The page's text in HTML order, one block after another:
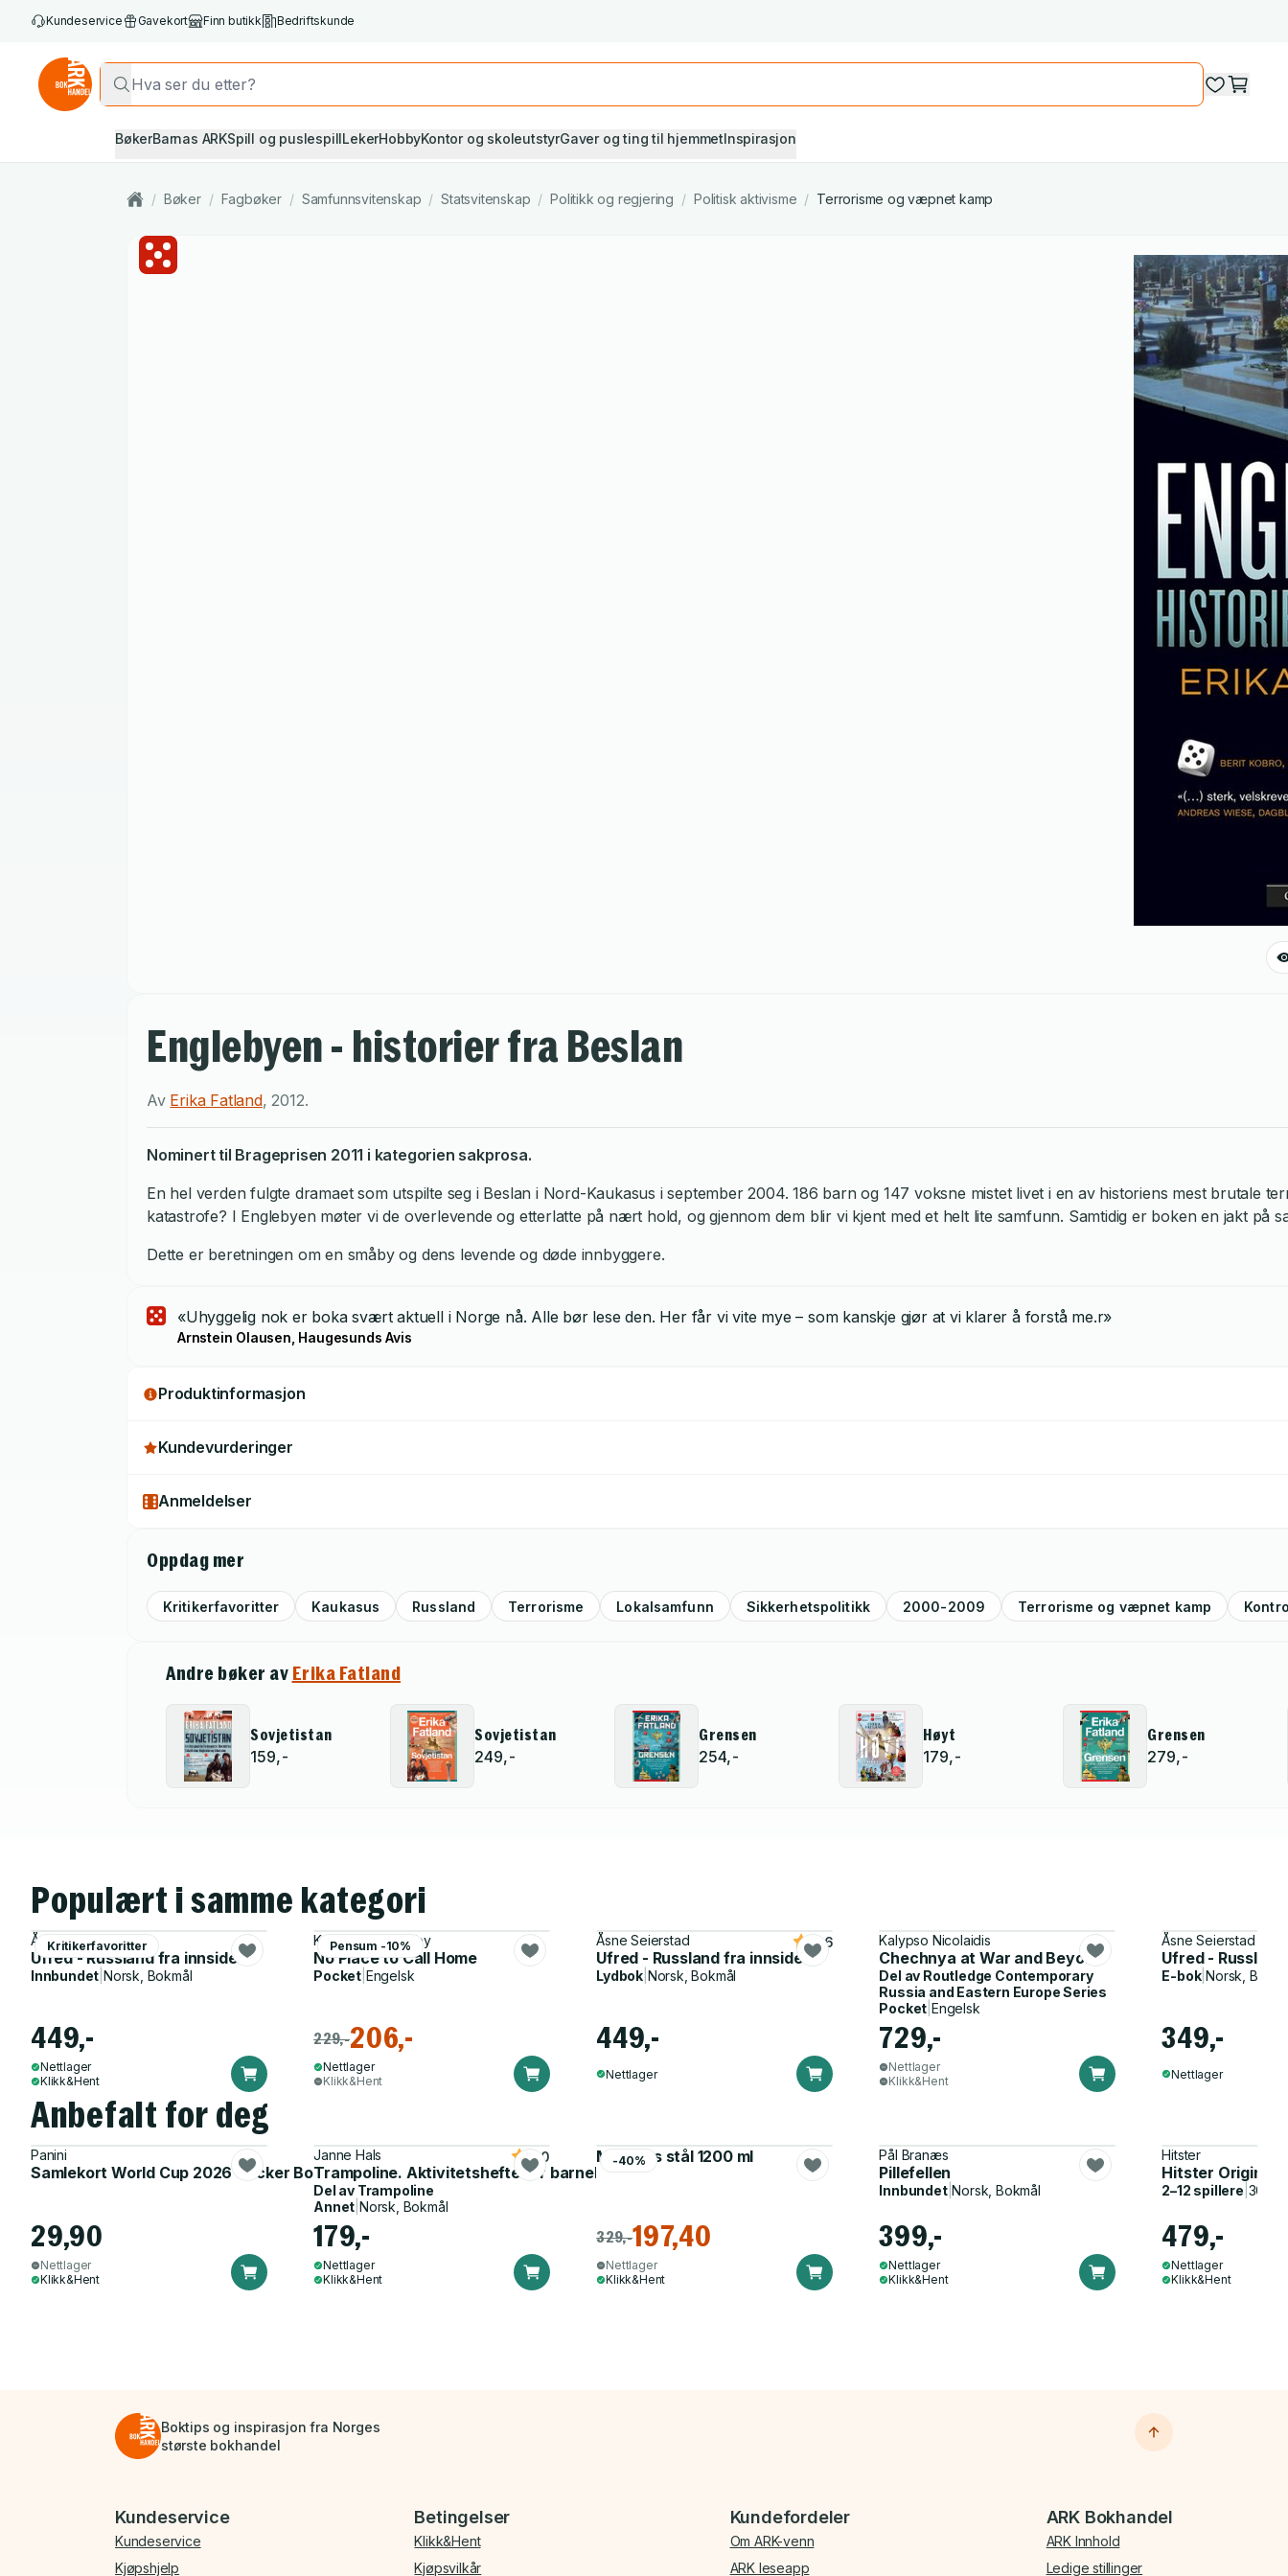
Kundeservice Gavekort Finn butikk Bedriftskunde
BøkerBarnas ARKSpill og puslespillLekerHobbyKontor og skoleutstyrGaver og ting til hjemmetInspirasjon
/ Bøker / Fagbøker / Samfunnsvitenskap / Statsvitenskap / Politikk og regjering / Politisk aktivisme / Terrorisme og væpnet kamp
Englebyen - historier fra Beslan
Av Erika Fatland,2012.
Nominert til Brageprisen 2011 i kategorien sakprosa.
En hel verden fulgte dramaet som utspilte seg i Beslan i Nord-Kaukasus i september 2004. 186 barn og 147 voksne mistet livet i en av historiens mest
katastrofe? I Englebyen møter vi de overlevende og etterlatte på nært hold, og gjennom dem blir vi kjent med et helt lite samfunn. Samtidig er boken en jakt
Dette er beretningen om en småby og dens levende og døde innbyggere.
«Uhyggelig nok er boka svært aktuell i Norge nå. Alle bør lese den. Her får vi vite mye – som kanskje gjør at vi klarer å forstå me.r»
Arnstein Olausen, Haugesunds Avis
Produktinformasjon
Kundevurderinger
Anmeldelser
Oppdag mer
Kritikerfavoritter Kaukasus Russland Terrorisme Lokalsamfunn Sikkerhetspolitikk 2000-2009 Terrorisme og væpnet kamp
Andre bøker av Erika Fatland
Sovjetistan
159,-
Sovjetistan
249,-
Grensen
254,-
Høyt
179,-
Grensen
279,-
Populært i samme kategori
Kritikerfavoritter
Åsne Seierstad
Ufred - Russland fra innsiden
Innbundet |Norsk, Bokmål
449,-
Nettlager
Klikk&Hent
Pensum -10%
Katharine Quarmby
No Place to Call Home
Pocket| Engelsk
229,-206,-
Nettlager
Klikk&Hent
Åsne Seierstad
Ufred - Russland fra innsiden
4.6
Lydbok Norsk, Bokmål
449,-
Nettlager
Kalypso Nicolaidis
Chechnya at War and Beyond
Del av Routledge Contemporary
Russia and Eastern Europe Series
Pocket Engelsk
729,-
Nettlager
Klikk&Hent
Åsne Seierstad
Ufred -
E-bok|Norsk,
349,-
Nettlager
Anbefalt for deg
Panini
Samlekort World Cup 2026 Sticker Booster
29,90
Nettlager
Klikk&Hent
Janne Hals
Trampoline. Aktivitetshefte for barnehagen
5.0
Del av Trampoline
Annet Norsk, Bokmål
179,-
Nettlager
Klikk&Hent
-40%
Matboks stål 1200 ml
329,-197,40
Nettlager
Klikk&Hent
Pål Branæs
Pillefellen
Innbundet|Norsk, Bokmål
399,-
Nettlager
Klikk&Hent
Hitster
Hitster Original
2–12 spillere
479,-
Nettlager
Klikk&Hent
Boktips og inspirasjon fra Norges
største bokhandel
Bunnmeny
Kundeservice
Kundeservice
Kjøpshjelp
Betingelser
Klikk&Hent
Kjøpsvilkår
Kundefordeler
Om ARK-venn
ARK leseapp
ARK Bokhandel
ARK Innhold
Ledige stillinger